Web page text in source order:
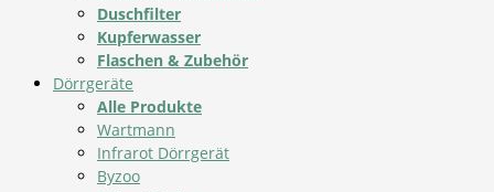
Duschfilter
Kupferwasser
Flaschen & Zubehör
Dörrgeräte
Alle Produkte
Wartmann
Infrarot Dörrgerät
Byzoo